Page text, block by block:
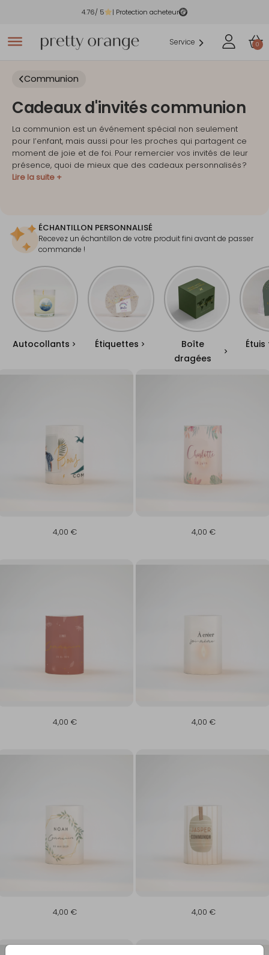
4.76/ 5 | Protection acheteur
Service 0
Communion
Cadeaux d'invités communion
La communion est un événement spécial non seulement
pour l’enfant, mais aussi pour les proches qui partagent ce
moment de joie et de foi. Pour remercier vos invités de leur
présence, quoi de mieux que des cadeaux personnalisés ?
Lire la suite +
ÉCHANTILLON PERSONNALISÉ
Recevez un échantillon de votre produit fini avant de passer
commande !
Autocollants Étiquettes
Boîte
dragées
4,00 € 4,00 €
4,00 € 4,00 €
4,00 € 4,00 €